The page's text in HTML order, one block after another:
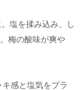
塩を揉み込み、し
梅の酸味が爽や
感と塩気をプラ